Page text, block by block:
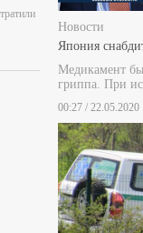
Новости
Япония
Медикамент
гриппа. При
00:27 / 22.05.2020